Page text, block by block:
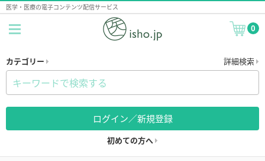
医学・医療の電子コンテンツ配信サービス
0
カテゴリー 詳細検索
ログイン／新規登録
初めての方へ